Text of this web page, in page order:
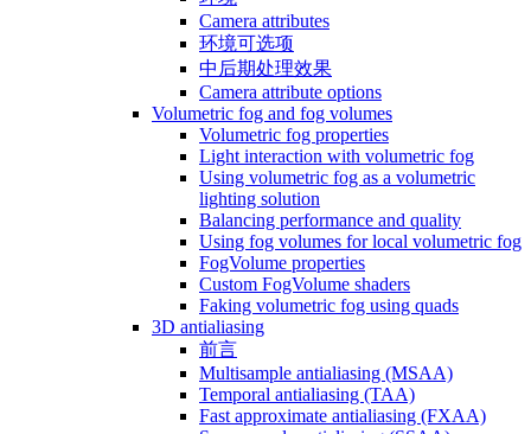
Camera attributes
环境可选项
中后期处理效果
Camera attribute options
Volumetric fog and fog volumes
Volumetric fog properties
Light interaction with volumetric fog
Using volumetric fog as a volumetric
lighting solution
Balancing performance and quality
Using fog volumes for local volumetric fog
FogVolume properties
Custom FogVolume shaders
Faking volumetric fog using quads
3D antialiasing
前言
Multisample antialiasing (MSAA)
Temporal antialiasing (TAA)
Fast approximate antialiasing (FXAA)